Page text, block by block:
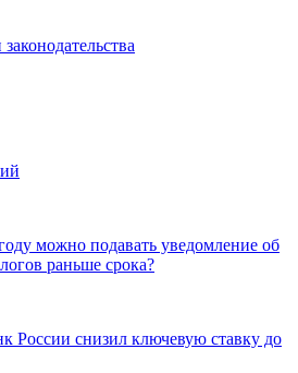
можно подавать уведомление об
раньше срока?
России снизил ключевую ставку до